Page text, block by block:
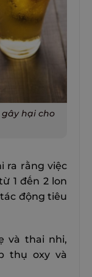
hại cho
ra rằng việc
1 đến 2 lon
động tiêu
và thai nhi,
thụ oxy và